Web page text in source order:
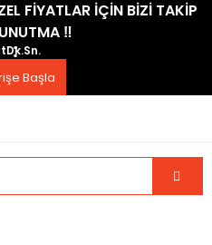
FİYATLAR İÇİN BİZİ TAKİP
​‼️​
Dk.Sn.
Başla